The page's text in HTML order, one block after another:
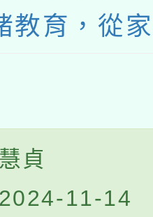
教育，從
貞
11-14